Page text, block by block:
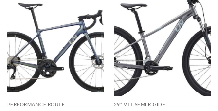
2'450.00CHF.
PERFORMANCE ROUTE 29" VTT SEMI RIGIDE